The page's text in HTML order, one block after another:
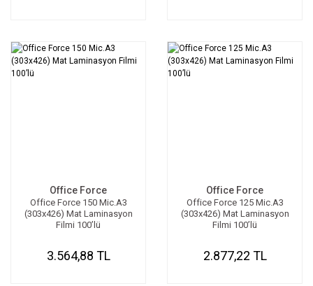
Office Force
Office Force 150 Mic.A3
(303x426) Mat Laminasyon
Filmi 100’lü
3.564,88 TL
Office Force
Office Force 125 Mic.A3
(303x426) Mat Laminasyon
Filmi 100’lü
2.877,22 TL